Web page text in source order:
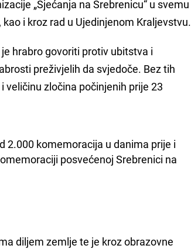
„Sjećanja na Srebrenicu“ u svemu
i kroz rad u Ujedinjenom Kraljevstvu.
hrabro govoriti protiv ubitstva i
preživjelih da svjedoče. Bez tih
zločina počinjenih prije 23
2.000 komemoracija u danima prije i
posvećenoj Srebrenici na
diljem zemlje te je kroz obrazovne